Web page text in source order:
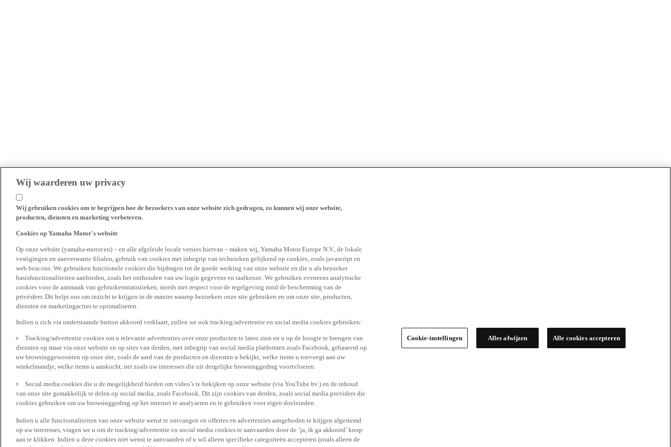
Wij waarderen uw privacy
Wij gebruiken cookies om te begrijpen hoe de bezoekers van onze website zich gedragen, zo kunnen wij onze website,
producten, diensten en marketing verbeteren.
Cookies op Yamaha Motor's website
Op onze website (yamaha-motor.eu) – en alle afgeleide locale versies hiervan – maken wij, Yamaha Motor Europe N.V., de lokale
vestigingen en aanverwante filialen, gebruik van cookies met inbegrip van technieken gelijkend op cookies, zoals javascript en
web beacons. We gebruiken functionele cookies die bijdragen tot de goede werking van onze website en die u als bezoeker
basisfunctionaliteiten aanbieden, zoals het onthouden van uw login gegevens en taalkeuze. We gebruiken eveneens analytische
cookies voor de aanmaak van gebruikersstatistieken, steeds met respect voor de regelgeving rond de bescherming van de
privésfeer. Dit helpt ons om inzicht te krijgen in de manier waarop bezoekers onze site gebruiken en om onze site, producten,
diensten en marketingacties te optimaliseren.
Indien u zich via onderstaande button akkoord verklaart, zullen we ook tracking/advertentie en social media cookies gebruiken:
Tracking/advertentie cookies om u relevante advertenties over onze producten te laten zien en u op de hoogte te brengen van
diensten op maat via onze website en op sites van derden, met inbegrip van social media platformen zoals Facebook, gebaseerd op
uw browsinggewoonten op onze site, zoals de aard van de producten en diensten u bekijkt, welke items u toevoegt aan uw
winkelmandje, welke items u aankocht, net zoals uw interesses die uit dergelijke browsinggedrag voortvloeien.
Social media cookies die u de mogelijkheid bieden om video’s te bekijken op onze website (via YouTube bv.) en de inhoud
van onze site gemakkelijk te delen op social media, zoals Facebook. Dit zijn cookies van derden, zoals social media providers die
cookies gebruiken om uw browsinggedrag op het internet te analyseren en te gebruiken voor eigen doeleinden.
Indien u alle functionaliteiten van onze website wenst te ontvangen en offertes en advertenties aangeboden te krijgen afgestemd
op uw interesses, vragen we u om de tracking/advertentie en social media cookies te aanvaarden door de ‘ja, ik ga akkoord’ knop
aan te klikken. Indien u deze cookies niet wenst te aanvaarden of u wil alleen specifieke categorieën accepteren (zoals alleen de
Cookie-instellingen Alles afwijzen Alle cookies accepteren